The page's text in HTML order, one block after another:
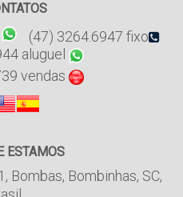
(47) 3264.6947 fixo
aluguel
vendas
ESTAMOS
, Bombas, Bombinhas, SC,